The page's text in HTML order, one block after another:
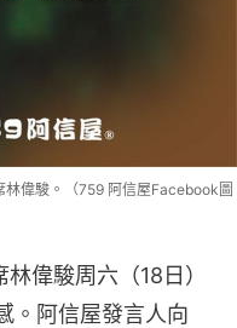
偉駿。（759 阿信屋Facebook圖
偉駿周六（18日）
。阿信屋發言人向